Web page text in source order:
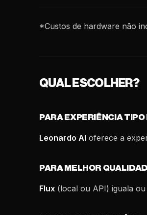
*Custos de hardware não
QUAL ESCOLHER?
PARA EXPERIÊNCIA
Leonardo AI oferece a
PARA MELHOR
Flux (local ou API) iguala